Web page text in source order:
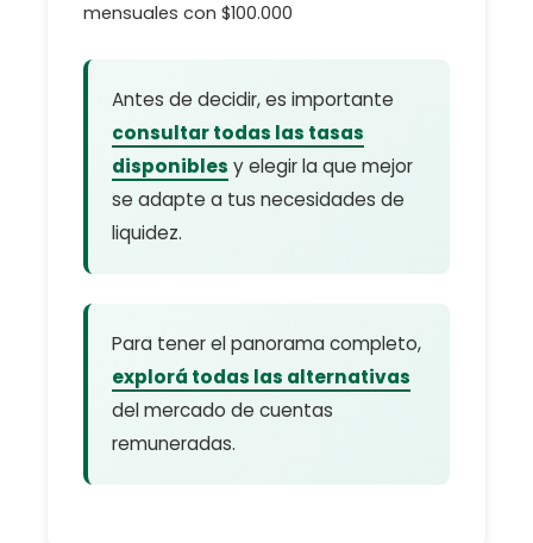
mensuales con $100.000
Antes de decidir, es importante
consultar todas las tasas
disponibles y elegir la que mejor
se adapte a tus necesidades de
liquidez.
Para tener el panorama completo,
explorá todas las alternativas
del mercado de cuentas
remuneradas.